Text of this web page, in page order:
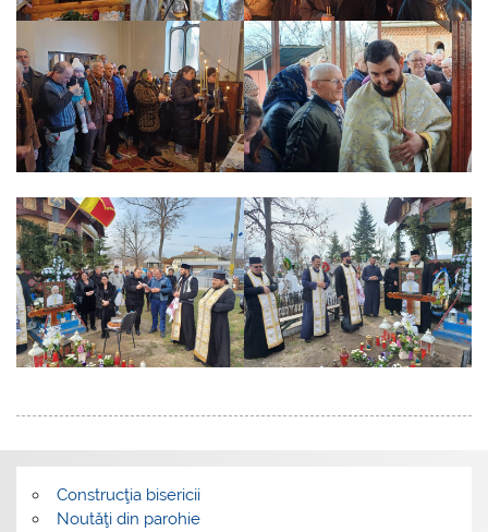
Construcţia bisericii
Noutăţi din parohie